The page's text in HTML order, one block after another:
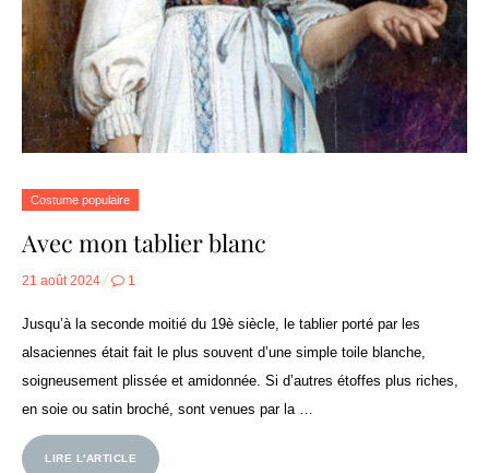
Costume populaire
Avec mon tablier blanc
Posted
21 août 2024 1
Jusqu’à la seconde moitié du 19è siècle, le tablier porté par les
alsaciennes était fait le plus souvent d’une simple toile blanche,
soigneusement plissée et amidonnée. Si d’autres étoffes plus riches,
en soie ou satin broché, sont venues par la …
LIRE L'ARTICLE